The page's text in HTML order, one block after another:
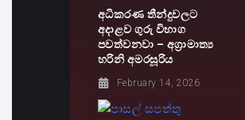
අධිකරණ තීන්දුවලට
අදාළව ගුරු විභාග
පවත්වනවා – අග්‍රාමාත්‍ය
හරිනි අමරසූරිය
February 14, 2026